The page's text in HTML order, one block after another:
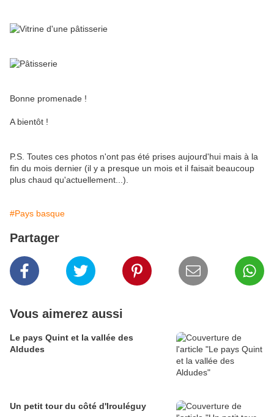
Bonne promenade !
A bientôt !
P.S. Toutes ces photos n'ont pas été prises aujourd'hui mais à la
fin du mois dernier (il y a presque un mois et il faisait beaucoup
plus chaud qu'actuellement...).
#Pays basque
Partager
Vous aimerez aussi
Le pays Quint et la vallée des
Aldudes
Un petit tour du côté d'Irouléguy